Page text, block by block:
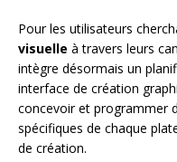
Pour les utilisateurs
visuelle à travers leurs
intègre désormais un
interface de création
concevoir et programmer
spécifiques de chaque
de création.